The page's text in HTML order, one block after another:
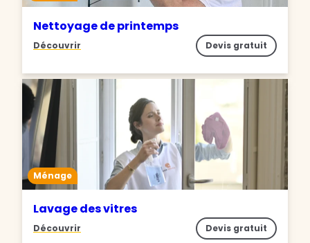
Nettoyage de printemps
Découvrir Devis gratuit
Ménage
Lavage des vitres
Découvrir Devis gratuit